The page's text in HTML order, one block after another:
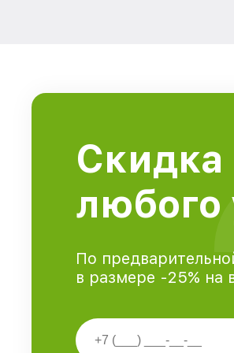
Скидка
любого
По
в размере -25% на